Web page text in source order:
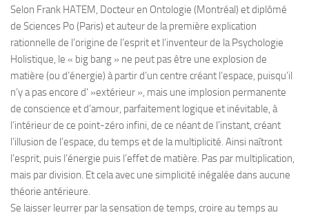
Selon Frank HATEM, Docteur en Ontologie (Montréal) et diplômé
de Sciences Po (Paris) et auteur de la première explication
rationnelle de l’origine de l’esprit et l’inventeur de la Psychologie
Holistique, le « big bang » ne peut pas être une explosion de
matière (ou d’énergie) à partir d’un centre créant l’espace, puisqu’il
n’y a pas encore d' »extérieur », mais une implosion permanente
de conscience et d’amour, parfaitement logique et inévitable, à
l’intérieur de ce point-zéro infini, de ce néant de l’instant, créant
l’illusion de l’espace, du temps et de la multiplicité. Ainsi naîtront
l’esprit, puis l’énergie puis l’effet de matière. Pas par multiplication,
mais par division. Et cela avec une simplicité inégalée dans aucune
théorie antérieure.
Se laisser leurrer par la sensation de temps, croire au temps au